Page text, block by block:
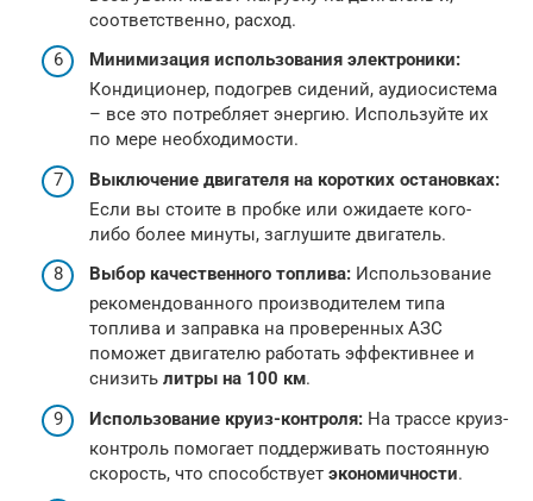
соответственно, расход.
Минимизация использования электроники:
Кондиционер, подогрев сидений, аудиосистема
– все это потребляет энергию. Используйте их
по мере необходимости.
Выключение двигателя на коротких остановках:
Если вы стоите в пробке или ожидаете кого-
либо более минуты, заглушите двигатель.
Выбор качественного топлива: Использование
рекомендованного производителем типа
топлива и заправка на проверенных АЗС
поможет двигателю работать эффективнее и
снизить литры на 100 км.
Использование круиз-контроля: На трассе круиз-
контроль помогает поддерживать постоянную
скорость, что способствует экономичности.